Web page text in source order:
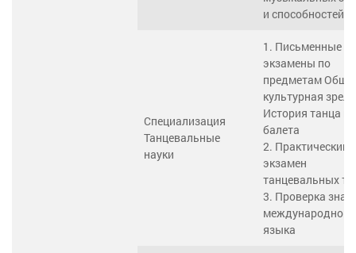
и способностей
Специализация
Танцевальные
науки
1. Письменные
экзамены по
предметам
культурная
История танца и
балета
2. Практический
экзамен
танцевальных
3. Проверка
международного
языка